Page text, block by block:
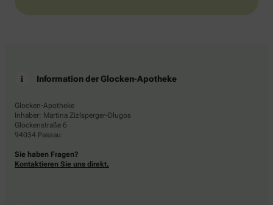
Information der Glocken-Apotheke
Glocken-Apotheke
Inhaber: Martina Zizlsperger-Dlugos
Glockenstraße 6
94034 Passau
Sie haben Fragen?
Kontaktieren Sie uns direkt.